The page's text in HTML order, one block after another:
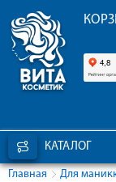
КАТАЛОГ
Главная Для